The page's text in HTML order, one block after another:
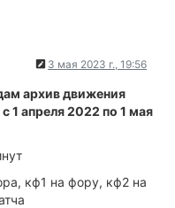
3 мая 2023 г., 19:56
архив движения
1 апреля 2022 по 1 мая
кф1 на фору, кф2 на